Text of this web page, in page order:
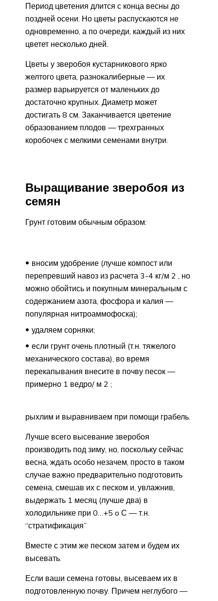
Период цветения длится с конца весны до
поздней осени. Но цветы распускаются не
одновременно, а по очереди, каждый из них
цветет несколько дней.
Цветы у зверобоя кустарникового ярко
желтого цвета, разнокалиберные — их
размер варьируется от маленьких до
достаточно крупных. Диаметр может
достигать 8 см. Заканчивается цветение
образованием плодов — трехгранных
коробочек с мелкими семенами внутри.
Выращивание зверобоя из
семян
Грунт готовим обычным образом:
вносим удобрение (лучше компост или
перепревший навоз из расчета 3-4 кг/м 2 , но
можно обойтись и покупным минеральным с
содержанием азота, фосфора и калия —
популярная нитроаммофоска);
удаляем сорняки;
если грунт очень плотный (т.н. тяжелого
механического состава), во время
перекапывания внесите в почву песок —
примерно 1 ведро/ м 2 ;
рыхлим и выравниваем при помощи грабель.
Лучше всего высевание зверобоя
производить под зиму, но, поскольку сейчас
весна, ждать особо незачем, просто в таком
случае важно предварительно подготовить
семена, смешав их с песком и, увлажнив,
выдержать 1 месяц (лучше два) в
холодильнике при 0…+5 o С — т.н.
“стратификация”
Вместе с этим же песком затем и будем их
высевать.
Если ваши семена готовы, высеваем их в
подготовленную почву. Причем неглубого —